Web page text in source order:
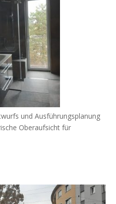
und Ausführungsplanung
Oberaufsicht für